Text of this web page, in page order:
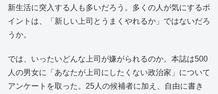
新生活に突入する人も多いだろう。多くの人が気にするポ
イントは、「新しい上司とうまくやれるか」ではないだろ
うか。
では、いったいどんな上司が嫌がられるのか。本誌は500
人の男女に「あなたが上司にしたくない政治家」について
アンケートを取った。25人の候補者に加え、自由に書き